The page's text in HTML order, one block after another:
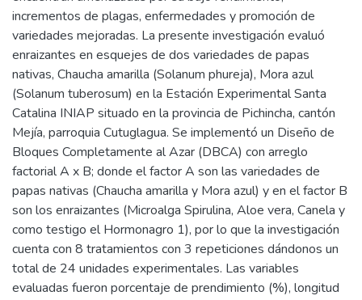
incrementos de plagas, enfermedades y promoción de
variedades mejoradas. La presente investigación evaluó
enraizantes en esquejes de dos variedades de papas
nativas, Chaucha amarilla (Solanum phureja), Mora azul
(Solanum tuberosum) en la Estación Experimental Santa
Catalina INIAP situado en la provincia de Pichincha, cantón
Mejía, parroquia Cutuglagua. Se implementó un Diseño de
Bloques Completamente al Azar (DBCA) con arreglo
factorial A x B; donde el factor A son las variedades de
papas nativas (Chaucha amarilla y Mora azul) y en el factor B
son los enraizantes (Microalga Spirulina, Aloe vera, Canela y
como testigo el Hormonagro 1), por lo que la investigación
cuenta con 8 tratamientos con 3 repeticiones dándonos un
total de 24 unidades experimentales. Las variables
evaluadas fueron porcentaje de prendimiento (%), longitud